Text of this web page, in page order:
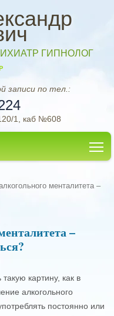
ГИПНОЛОГ
записи по тел.:
1, каб №608
менталитета –
–
картину, как в
алкогольного
постоянно или